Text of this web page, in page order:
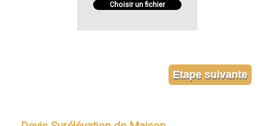
Choisir un fichier